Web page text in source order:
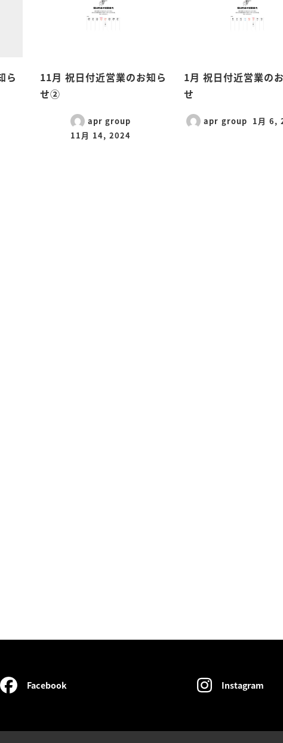
ら
11月 祝日付近営業のお知ら
せ②
apr group
11月 14, 2024
1月 祝日付近営業の
せ
apr group 1月 6,
Facebook Instagram